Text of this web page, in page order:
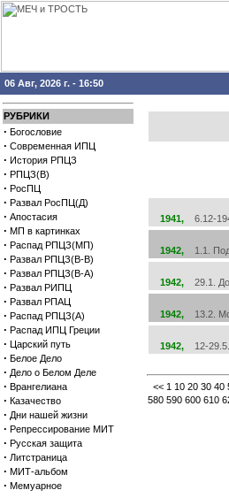
06 Авг, 2026 г. - 16:50
РУБРИКИ
· Богословие
· Современная ИПЦ
· История РПЦЗ
· РПЦЗ(В)
· РосПЦ
· Развал РосПЦ(Д)
· Апостасия
· МП в картинках
· Распад РПЦЗ(МП)
· Развал РПЦЗ(В-В)
· Развал РПЦЗ(В-А)
· Развал РИПЦ
· Развал РПАЦ
· Распад РПЦЗ(А)
· Распад ИПЦ Греции
· Царский путь
· Белое Дело
· Дело о Белом Деле
· Врангелиана
· Казачество
· Дни нашей жизни
· Репрессирование МИТ
· Русская защита
· Литстраница
· МИТ-альбом
· Мемуарное
1941, 6.12-
1942, 1.1.
1942, 29.1.
1942, 13.2.
1942, 12-29.5.
<< 1 10 20 30 40
580 590 600 610